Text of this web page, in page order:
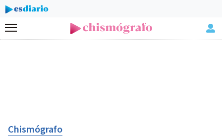
Menú
Chismógrafo